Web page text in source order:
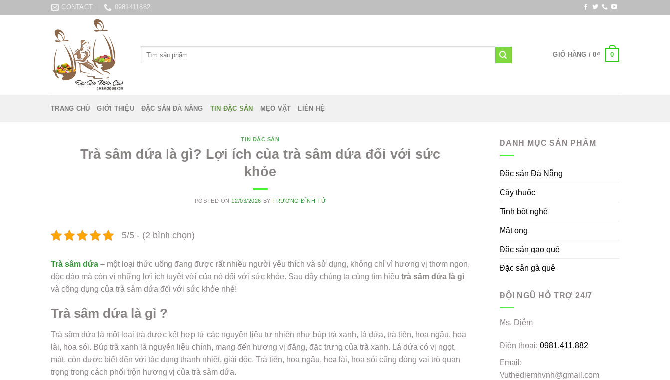
CONTACT 0981411882
Tìm
GIỎ HÀNG /0₫ 0
TRANG CHỦ GIỚI THIỆU ĐẶC SẢN ĐÀ NẴNG TIN ĐẶC SẢN MẸO VẶT LIÊN HỆ
TIN ĐẶC SẢN
Trà sâm dứa là gì? Lợi ích của trà sâm dứa đối với sức
khỏe
POSTED ON 12/03/2026 BYTRƯƠNG ĐÌNH TỨ
5/5 - (2 bình chọn)
Trà sâm dứa – một loại thức uống đang được rất nhiều người yêu thích và sử dụng, không chỉ vì hương vị thơm ngon,
độc đáo mà còn vì những lợi ích tuyệt vời của nó đối với sức khỏe. Sau đây chúng ta cùng tìm hiều trà sâm dứa là gì
và công dụng của trà sâm dứa đối với sức khỏe nhé!
Trà sâm dứa là gì ?
Trà sâm dứa là một loại trà được kết hợp từ các nguyên liệu tự nhiên như búp trà xanh, lá dứa, trà tiên, hoa ngâu, hoa
lài, hoa sói. Búp trà xanh là nguyên liệu chính, mang đến hương vị đắng, đặc trưng của trà xanh. Lá dứa có vị ngọt,
mát, còn được biết đến với tác dụng thanh nhiệt, giải độc. Trà tiên, hoa ngâu, hoa lài, hoa sói cũng đóng vai trò quan
trọng trong cách phối trộn hương vị của trà sâm dứa.
DANH MỤC SẢN PHẨM
Đặc sản Đà Nẵng
Cây thuốc
Tinh bột nghệ
Mật ong
Đặc sản gạo quê
Đặc sản gà quê
ĐỘI NGŨ HỖ TRỢ 24/7
Ms. Diễm
Điện thoại: 0981.411.882
Email:
Vuthediemhvnh@gmail.com